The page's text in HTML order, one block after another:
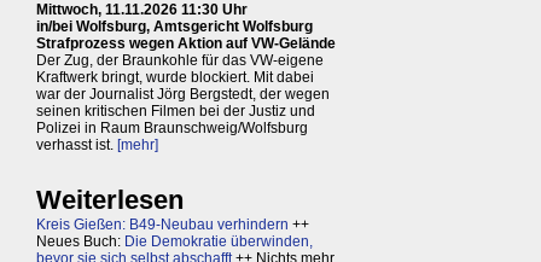
Mittwoch, 11.11.2026 11:30 Uhr
in/bei Wolfsburg, Amtsgericht Wolfsburg
Strafprozess wegen Aktion auf VW-Gelände
Der Zug, der Braunkohle für das VW-eigene
Kraftwerk bringt, wurde blockiert. Mit dabei
war der Journalist Jörg Bergstedt, der wegen
seinen kritischen Filmen bei der Justiz und
Polizei in Raum Braunschweig/Wolfsburg
verhasst ist. [mehr]
Weiterlesen
Kreis Gießen: B49-Neubau verhindern ++
Neues Buch: Die Demokratie überwinden,
bevor sie sich selbst abschafft++ Nichts mehr